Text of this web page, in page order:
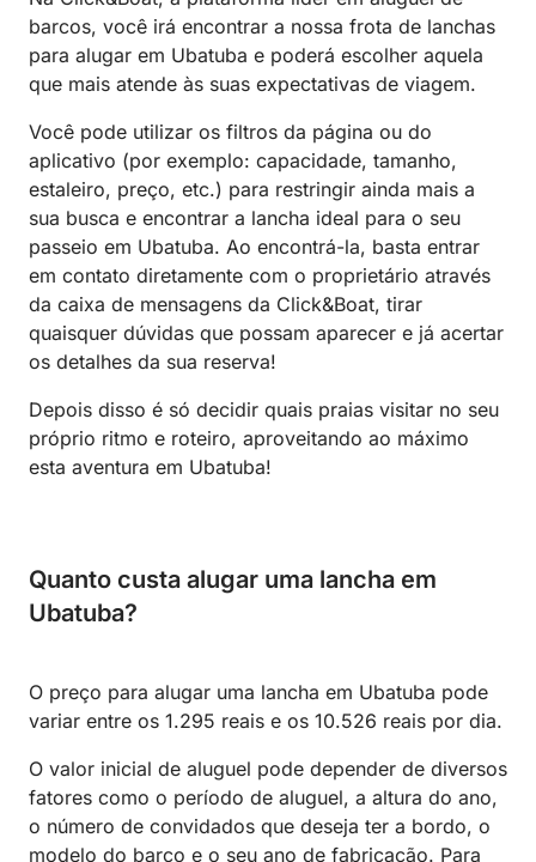
barcos, você irá encontrar a nossa frota de lanchas
para alugar em Ubatuba e poderá escolher aquela
que mais atende às suas expectativas de viagem.
Você pode utilizar os filtros da página ou do
aplicativo (por exemplo: capacidade, tamanho,
estaleiro, preço, etc.) para restringir ainda mais a
sua busca e encontrar a lancha ideal para o seu
passeio em Ubatuba. Ao encontrá-la, basta entrar
em contato diretamente com o proprietário através
da caixa de mensagens da Click&Boat, tirar
quaisquer dúvidas que possam aparecer e já acertar
os detalhes da sua reserva!
Depois disso é só decidir quais praias visitar no seu
próprio ritmo e roteiro, aproveitando ao máximo
esta aventura em Ubatuba!
Quanto custa alugar uma lancha em
Ubatuba?
O preço para alugar uma lancha em Ubatuba pode
variar entre os 1.295 reais e os 10.526 reais por dia.
O valor inicial de aluguel pode depender de diversos
fatores como o período de aluguel, a altura do ano,
o número de convidados que deseja ter a bordo, o
modelo do barco e o seu ano de fabricação. Para